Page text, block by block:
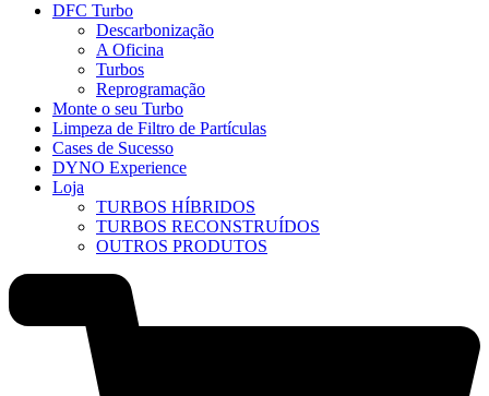
DFC Turbo
Descarbonização
A Oficina
Turbos
Reprogramação
Monte o seu Turbo
Limpeza de Filtro de Partículas
Cases de Sucesso
DYNO Experience
Loja
TURBOS HÍBRIDOS
TURBOS RECONSTRUÍDOS
OUTROS PRODUTOS